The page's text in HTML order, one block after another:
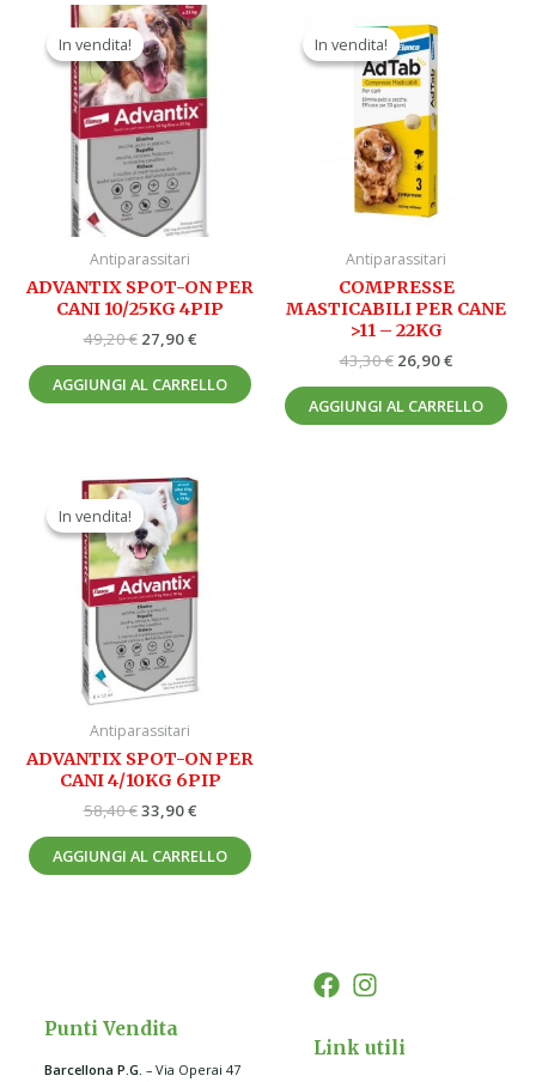
In vendita!
In vendita!
Antiparassitari
ADVANTIX SPOT-ON PER
CANI 10/25KG 4PIP
49,20€
Il
prezzo
originale
era:
49,20 €.
27,90€
Il
prezzo
attuale
è:
27,90 €.
AGGIUNGI AL CARRELLO
In vendita!
In vendita!
Antiparassitari
COMPRESSE
MASTICABILI PER CANE
>11 – 22KG
43,30€
prezzo
originale
era:
43,30 €.
26,90€
AGGIUNGI AL CARRELLO
In vendita!
In vendita!
Antiparassitari
ADVANTIX SPOT-ON PER
CANI 4/10KG 6PIP
58,40€
Il
prezzo
originale
era:
58,40 €.
33,90€
Il
prezzo
attuale
è:
33,90 €.
AGGIUNGI AL CARRELLO
Punti Vendita
Barcellona P.G – Via Operai 47
Link utili